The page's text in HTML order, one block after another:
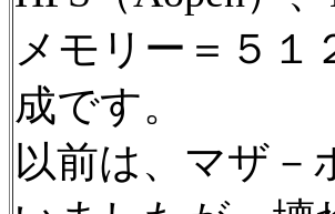
メモリー＝５１
成です。
以前は、マザ－